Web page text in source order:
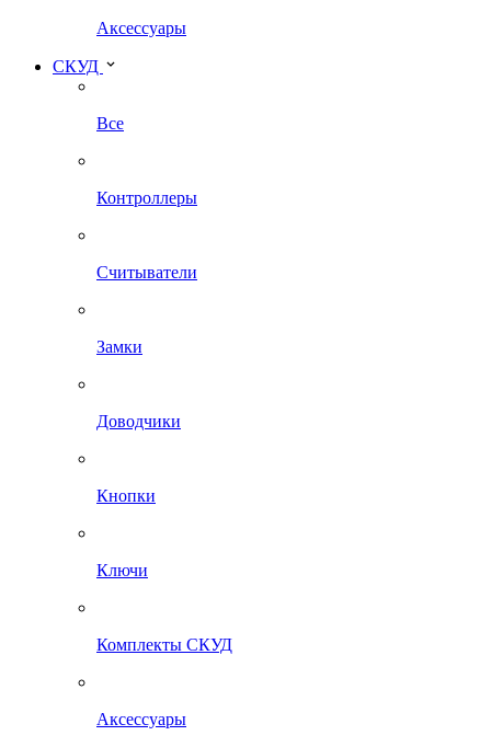
Аксессуары
СКУД
Все
Контроллеры
Считыватели
Замки
Доводчики
Кнопки
Ключи
Комплекты СКУД
Аксессуары